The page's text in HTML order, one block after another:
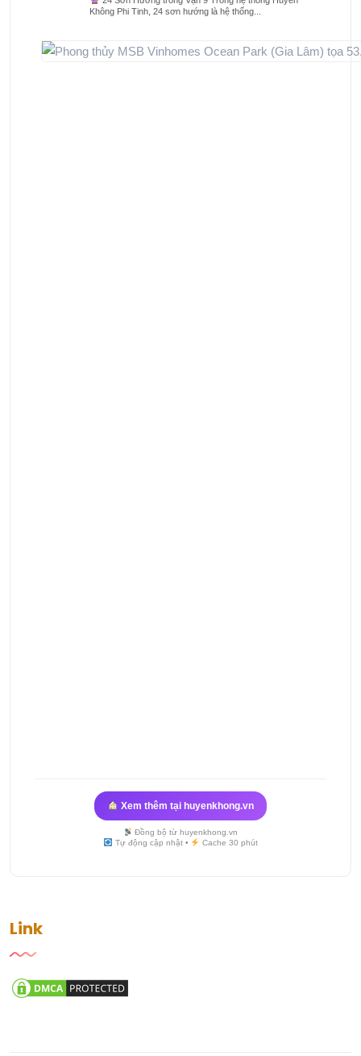
Không Phi Tinh, 24 sơn hướng là hệ thống...
Xem thêm tại huyenkhong.vn
Đồng bộ từ huyenkhong.vn
Tự động cập nhật •
Cache 30 phút
Link